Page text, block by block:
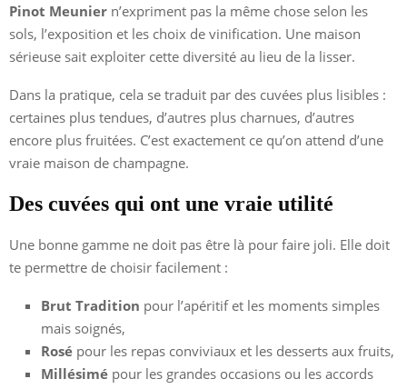
Pinot Meunier n’expriment pas la même chose selon les
sols, l’exposition et les choix de vinification. Une maison
sérieuse sait exploiter cette diversité au lieu de la lisser.
Dans la pratique, cela se traduit par des cuvées plus lisibles :
certaines plus tendues, d’autres plus charnues, d’autres
encore plus fruitées. C’est exactement ce qu’on attend d’une
vraie maison de champagne.
Des cuvées qui ont une vraie utilité
Une bonne gamme ne doit pas être là pour faire joli. Elle doit
te permettre de choisir facilement :
Brut Tradition pour l’apéritif et les moments simples
mais soignés,
Rosé pour les repas conviviaux et les desserts aux fruits,
Millésimé pour les grandes occasions ou les accords